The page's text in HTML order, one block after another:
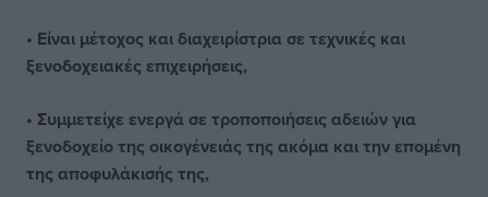
• Είναι μέτοχος και διαχειρίστρια σε τεχνικές και
ξενοδοχειακές επιχειρήσεις,
• Συμμετείχε ενεργά σε τροποποιήσεις αδειών για
ξενοδοχείο της οικογένειάς της ακόμα και την επομένη
της αποφυλάκισής της,